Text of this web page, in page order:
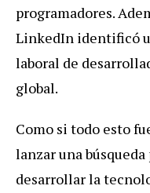
programadores.
LinkedIn identificó
laboral de
global.
Como si todo esto
lanzar una
desarrollar la